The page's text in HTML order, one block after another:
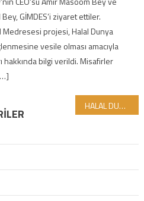
GİMDES’i ziyaret ettiler.
Medresesi projesi, Halal Dunya
vesile olması amacıyla
hakkında bilgi verildi. Misafirler
HALAL DUNYA MARKETİ KÜÇÜKÇEKMECE ŞUBESİ DUALARLA HİZMETE AÇILDI!